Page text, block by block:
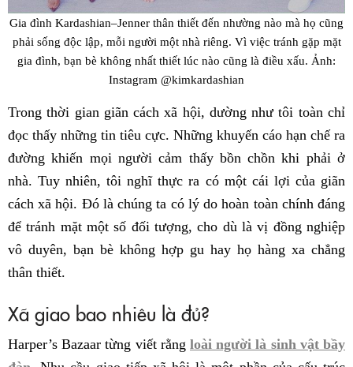
Gia đình Kardashian–Jenner thân thiết đến nhường nào mà họ cũng
phải sống độc lập, mỗi người một nhà riêng. Vì việc tránh gặp mặt
gia đình, bạn bè không nhất thiết lúc nào cũng là điều xấu. Ảnh:
Instagram @kimkardashian
Trong thời gian giãn cách xã hội, dường như tôi toàn chỉ
đọc thấy những tin tiêu cực. Những khuyến cáo hạn chế ra
đường khiến mọi người cảm thấy bồn chồn khi phải ở
nhà. Tuy nhiên, tôi nghĩ thực ra có một cái lợi của giãn
cách xã hội. Đó là chúng ta có lý do hoàn toàn chính đáng
để tránh mặt một số đối tượng, cho dù là vị đồng nghiệp
vô duyên, bạn bè không hợp gu hay họ hàng xa chẳng
thân thiết.
Xã giao bao nhiêu là đủ?
Harper’s Bazaar từng viết rằng loài người là sinh vật bầy